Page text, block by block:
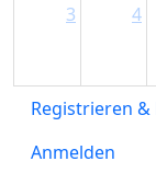
3 4
Registrieren
Anmelden